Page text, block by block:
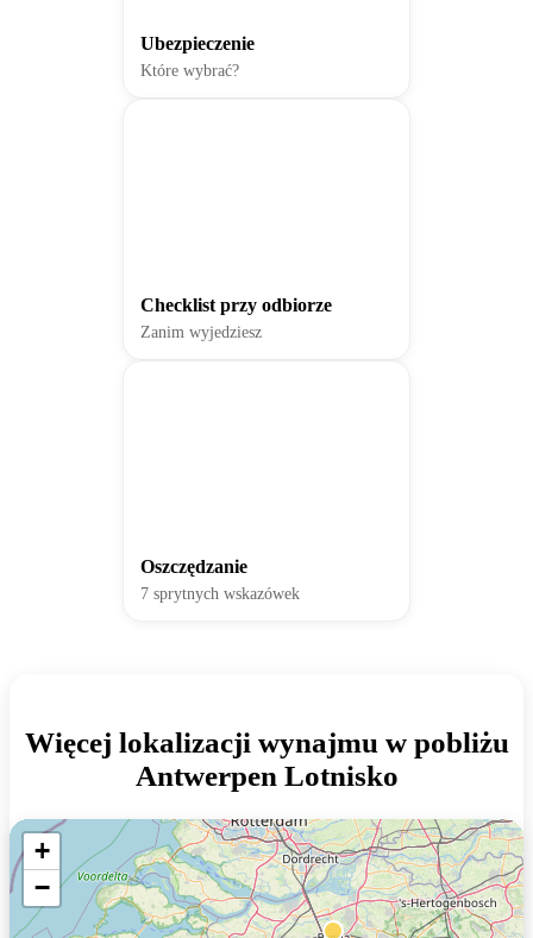
Ubezpieczenie
Które wybrać?
Checklist przy odbiorze
Zanim wyjedziesz
Oszczędzanie
7 sprytnych wskazówek
Więcej lokalizacji wynajmu w pobliżu
Antwerpen Lotnisko
+
−